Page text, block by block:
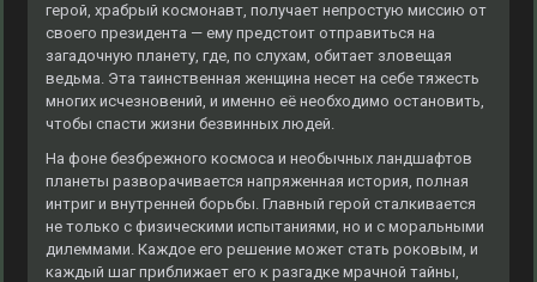
герой, храбрый космонавт, получает непростую миссию от
своего президента — ему предстоит отправиться на
загадочную планету, где, по слухам, обитает зловещая
ведьма. Эта таинственная женщина несет на себе тяжесть
многих исчезновений, и именно её необходимо остановить,
чтобы спасти жизни безвинных людей.
На фоне безбрежного космоса и необычных ландшафтов
планеты разворачивается напряженная история, полная
интриг и внутренней борьбы. Главный герой сталкивается
не только с физическими испытаниями, но и с моральными
дилеммами. Каждое его решение может стать роковым, и
каждый шаг приближает его к разгадке мрачной тайны,